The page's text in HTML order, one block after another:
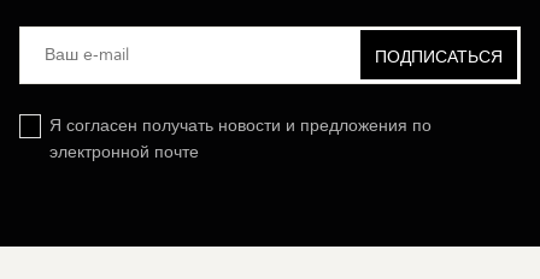
Я согласен получать новости и предложения по
электронной почте